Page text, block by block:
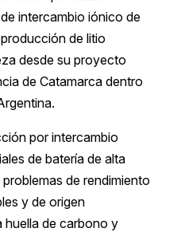
intercambio iónico de
de litio
desde su proyecto
de Catamarca dentro
por intercambio
de batería de alta
de rendimiento
y de origen
huella de carbono y